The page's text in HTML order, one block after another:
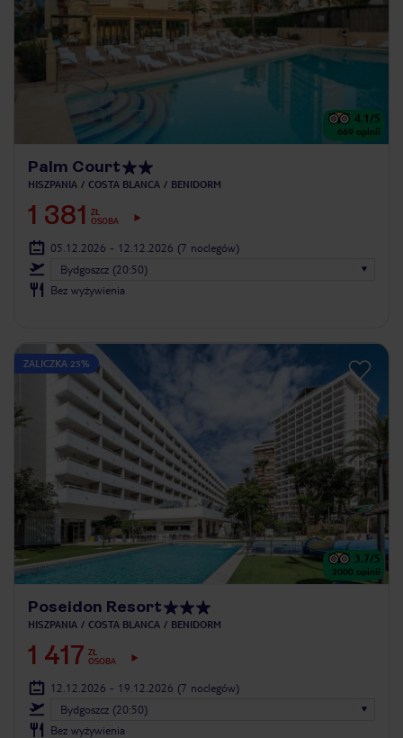
4.1/5
669 opinii
Palm Court
HISZPANIA COSTA BLANCA BENIDORM
1 381
ZŁ
OSOBA
05.12.2026 - 12.12.2026 (7 noclegów)
Bydgoszcz (20:50)
Bez wyżywienia
ZALICZKA 25%
3.7/5
2000 opinii
Poseidon Resort
HISZPANIA COSTA BLANCA BENIDORM
1 417 ZŁ
OSOBA
12.12.2026 - 19.12.2026 (7 noclegów)
Bydgoszcz (20:50)
Bez wyżywienia